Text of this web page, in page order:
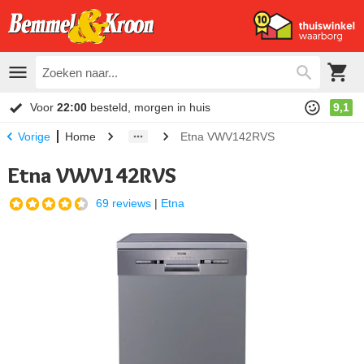
Voor 22:00 besteld, morgen in huis 9,1
Vorige Home Etna VWV142RVS
Etna VWV142RVS
69 reviews | Etna